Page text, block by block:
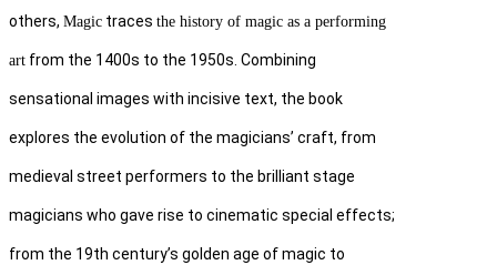
others, Magic traces the history of magic as a performing
art from the 1400s to the 1950s. Combining
sensational images with incisive text, the book
explores the evolution of the magicians’ craft, from
medieval street performers to the brilliant stage
magicians who gave rise to cinematic special effects;
from the 19th century’s golden age of magic to